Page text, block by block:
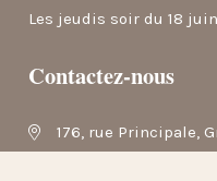
Les jeudis soir du 18
Contactez-nous
176, rue Principale,